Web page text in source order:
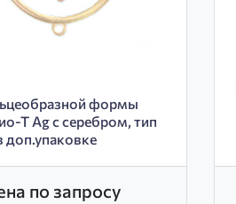
формы
Т Ag с серебром, тип
доп.упаковке
по запросу